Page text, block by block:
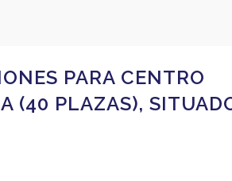
PARA CENTRO
(40 PLAZAS),